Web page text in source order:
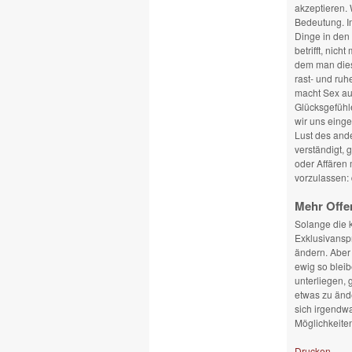
akzeptieren.
Bedeutung.
Dinge in
betrifft, nicht
dem man
rast- und
macht Sex
wir uns
Lust des
verständigt,
oder Affären
vorzulassen:
Mehr
Solange die
ändern.
ewig so
unterliegen,
etwas zu
sich